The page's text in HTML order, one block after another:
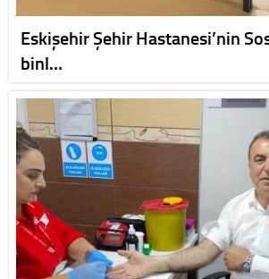
Eskişehir Şehir Hastanesi’nin
binl…